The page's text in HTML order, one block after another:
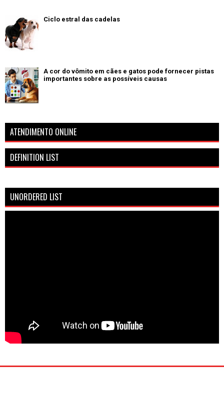
Ciclo estral das cadelas
A cor do vômito em cães e gatos pode fornecer pistas
importantes sobre as possíveis causas
ATENDIMENTO ONLINE
DEFINITION LIST
UNORDERED LIST